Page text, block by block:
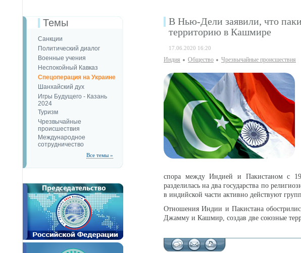
Темы
Санкции
Политический диалог
Военные учения
Неспокойный Кавказ
Спецоперация на Украине
Шанхайский дух
Игры Будущего - Казань
2024
Туризм
Чрезвычайные
происшествия
Международное
сотрудничество
Все темы »
В Нью-Дели заявили, что
территорию в Кашмире
17.06.2020 16:20
Индия Общество Чрезвычайные происшествия
спора между Индией и Пакистаном с
разделилась на два государства по
в индийской части активно действуют
Отношения Индии и Пакистана
Джамму и Кашмир, создав две союзные